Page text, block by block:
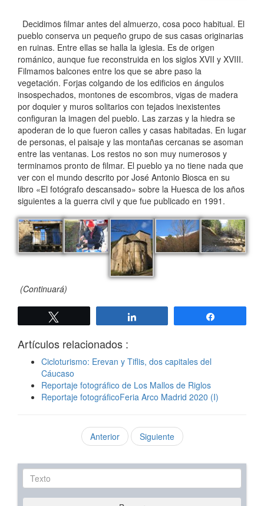
Decidimos filmar antes del almuerzo, cosa poco habitual. El
pueblo conserva un pequeño grupo de sus casas originarias
en ruinas. Entre ellas se halla la iglesia. Es de origen
románico, aunque fue reconstruida en los siglos XVII y XVIII.
Filmamos balcones entre los que se abre paso la
vegetación. Forjas colgando de los edificios en ángulos
insospechados, montones de escombros, vigas de madera
por doquier y muros solitarios con tejados inexistentes
configuran la imagen del pueblo. Las zarzas y la hiedra se
apoderan de lo que fueron calles y casas habitadas. En lugar
de personas, el paisaje y las montañas cercanas se asoman
entre las ventanas. Los restos no son muy numerosos y
terminamos pronto de filmar. El pueblo ya no tiene nada que
ver con el mundo descrito por José Antonio Biosca en su
libro «El fotógrafo descansado» sobre la Huesca de los años
siguientes a la guerra civil y que fue publicado en 1991.
(Continuará)
Artículos relacionados :
Cicloturismo: Erevan y Tiflis, dos capitales del
Cáucaso
Reportaje fotográfico de Los Mallos de Riglos
Reportaje fotográficoFeria Arco Madrid 2020 (I)
Anterior Siguiente
Texto